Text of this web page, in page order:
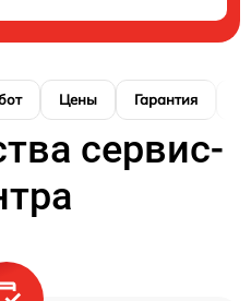
Цены Гарантия
сервис-